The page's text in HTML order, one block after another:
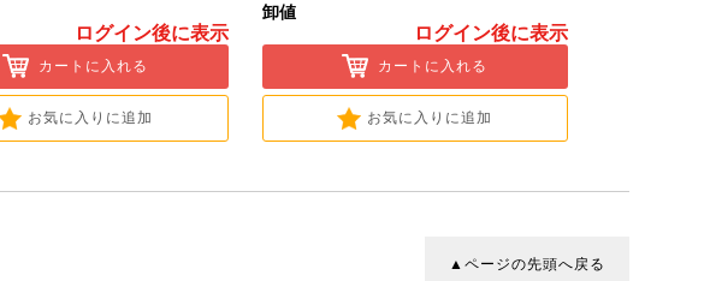
ログイン後に表示
カートに入れる
お気に入りに追加
卸値
ログイン後に表示
カートに入れる
お気に入りに追加
▲ページの先頭へ戻る